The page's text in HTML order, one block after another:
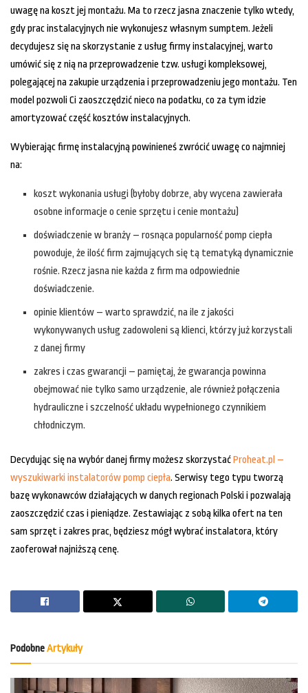
uwagę na koszt jej montażu. Ma to rzecz jasna znaczenie tylko wtedy,
gdy prac instalacyjnych nie wykonujesz własnym sumptem. Jeżeli
decydujesz się na skorzystanie z usług firmy instalacyjnej, warto
umówić się z nią na przeprowadzenie tzw. usługi kompleksowej,
polegającej na zakupie urządzenia i przeprowadzeniu jego montażu. Ten
model pozwoli Ci zaoszczędzić nieco na podatku, co za tym idzie
amortyzować część kosztów instalacyjnych.
Wybierając firmę instalacyjną powinieneś zwrócić uwagę co najmniej
na:
koszt wykonania usługi (byłoby dobrze, aby wycena zawierała
osobne informacje o cenie sprzętu i cenie montażu)
doświadczenie w branży – rosnąca popularność pomp ciepła
powoduje, że ilość firm zajmujących się tą tematyką dynamicznie
rośnie. Rzecz jasna nie każda z firm ma odpowiednie
doświadczenie.
opinie klientów – warto sprawdzić, na ile z jakości
wykonywanych usług zadowoleni są klienci, którzy już korzystali
z danej firmy
zakres i czas gwarancji – pamiętaj, że gwarancja powinna
obejmować nie tylko samo urządzenie, ale również połączenia
hydrauliczne i szczelność układu wypełnionego czynnikiem
chłodniczym.
Decydując się na wybór danej firmy możesz skorzystaćProheat.pl –
wyszukiwarki instalatorów pomp ciepła. Serwisy tego typu tworzą
bazę wykonawców działających w danych regionach Polski i pozwalają
zaoszczędzić czas i pieniądze. Zestawiając z sobą kilka ofert na ten
sam sprzęt i zakres prac, będziesz mógł wybrać instalatora, który
zaoferował najniższą cenę.
PodobneArtykuły